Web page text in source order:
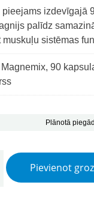
pieejams izdevīgajā
palīdz
muskuļu sistēmas
Magnemix, 90
Plānotā
90 kapsulas quantity
Pievienot